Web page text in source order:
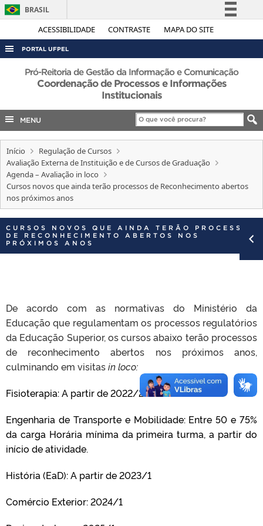
ACESSIBILIDADE CONTRASTE MAPA DO SITE
BRASIL
Simplifique!
Acesso à informação
Canais
PORTAL UFPEL
ACESSO À INFORMAÇÃO
AUDITORIA
COBALTO
EDITAIS
INTERNACIONAL
OUVIDORIA
PORTARIAS
TELEFONES
Pró-Reitoria de Gestão da Informação e Comunicação
Coordenação de Processos e Informações
Institucionais
MENU
Início
Regulação de Cursos
Avaliação Externa de Instituição e de Cursos de Graduação
Agenda – Avaliação in loco
Cursos novos que ainda terão processos de Reconhecimento abertos
nos próximos anos
CURSOS NOVOS QUE AINDA TERÃO PROCESSOS
DE RECONHECIMENTO ABERTOS NOS
PRÓXIMOS ANOS
De acordo com as normativas do Ministério da
Educação que regulamentam os processos regulatórios
da Educação Superior, os cursos abaixo terão processos
de reconhecimento abertos nos próximos anos,
culminando em visitasin loco:
Fisioterapia: A partir de 2022/2
Engenharia de Transporte e Mobilidade: Entre 50 e 75%
da carga Horária mínima da primeira turma, a partir do
início de atividade.
História (EaD): A partir de 2023/1
Comércio Exterior: 2024/1